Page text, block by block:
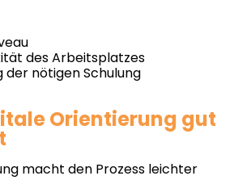
des Arbeitsplatzes
der nötigen Schulung
Orientierung gut
macht den Prozess leichter